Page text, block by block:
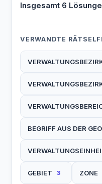
Insgesamt 6
VERWANDTE
BEGRIFF AUS DER
GEBIET 3 ZONE